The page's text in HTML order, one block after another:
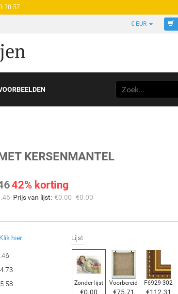
€ EUR
KERSENMANTEL
42% korting
Prijs van lijst: €0.00 €0.00
Klik hier Lijst:
Zonder lijst
€0.00
Voorbereid
€75.71
F6929-302
€112.31